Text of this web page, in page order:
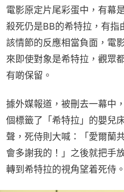
電影原定片尾彩蛋中，有幕
殺死仍是BB的希特拉，有指
該情節的反應相當負面，電
來即使對象是希特拉，觀眾
有啲保留。
據外媒報道，被刪去一幕中
個標籤了「希特拉」的嬰兒
聲，死侍則大喊：「愛爾蘭
會多謝我的！」之後就把手
轉到希特拉的視角望着死侍。